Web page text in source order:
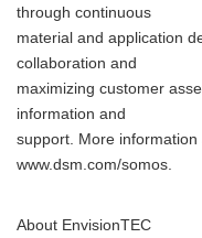
through continuous
material and application
collaboration and
maximizing customer
information and
support. More
www.dsm.com/somos.
About EnvisionTEC